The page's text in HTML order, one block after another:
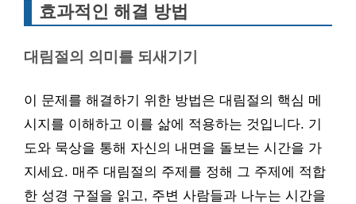
효과적인 해결 방법
대림절의 의미를 되새기기
이 문제를 해결하기 위한 방법은 대림절의 핵심 메
시지를 이해하고 이를 삶에 적용하는 것입니다. 기
도와 묵상을 통해 자신의 내면을 돌보는 시간을 가
지세요. 매주 대림절의 주제를 정해 그 주제에 적합
한 성경 구절을 읽고, 주변 사람들과 나누는 시간을